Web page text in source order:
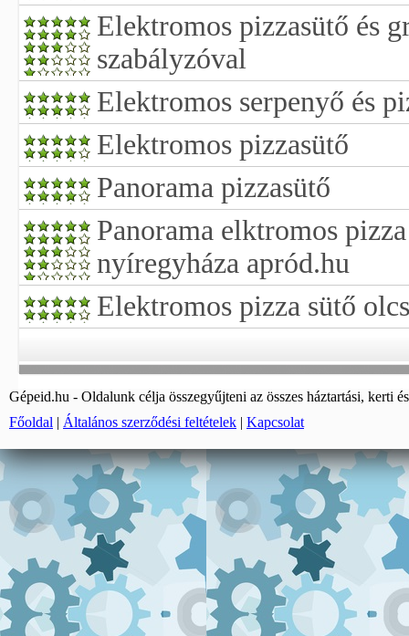
Elektromos pizzasütő és
szabályzóval
Elektromos serpenyő és
Elektromos pizzasütő
Panorama pizzasütő
Panorama elktromos
nyíregyháza apród.hu
Elektromos pizza sütő
Gépeid.hu - Oldalunk célja összegyűjteni az összes háztartási, kerti
Főoldal | Általános szerződési feltételek | Kapcsolat